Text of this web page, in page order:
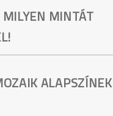
MILYEN MINTÁT
ALAPSZÍNEK